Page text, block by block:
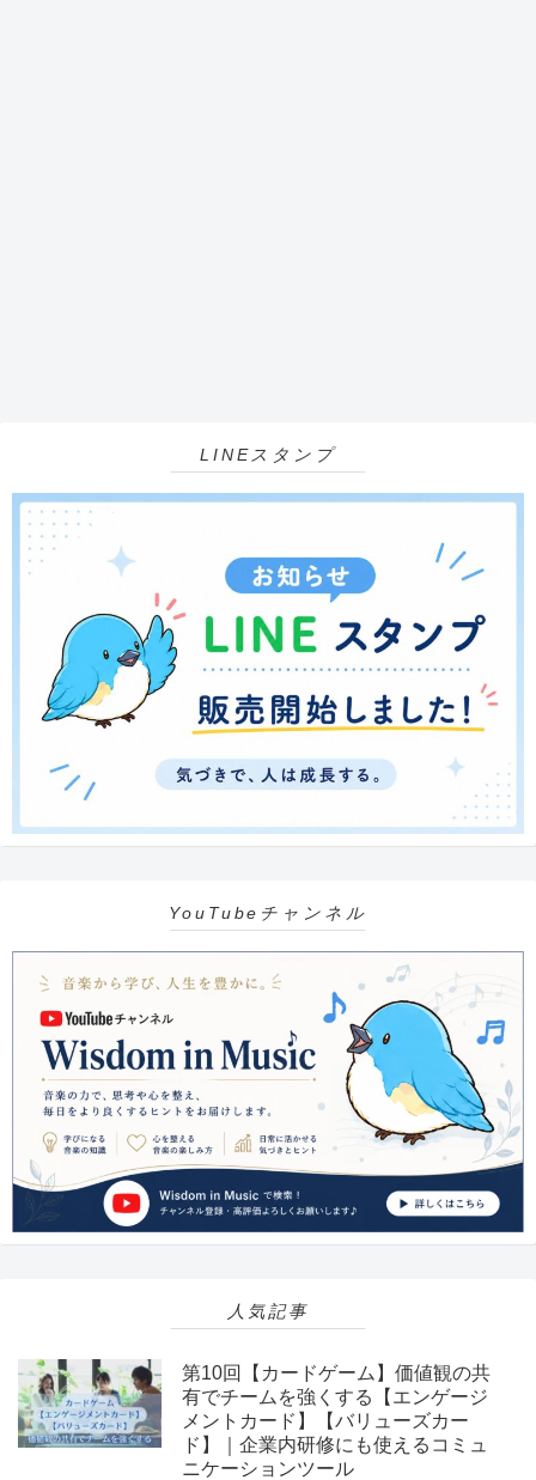
LINEスタンプ
YouTubeチャンネル
人気記事
第10回【カードゲーム】価値観の共
有でチームを強くする【エンゲージ
メントカード】【バリューズカー
ド】｜企業内研修にも使えるコミュ
ニケーションツール